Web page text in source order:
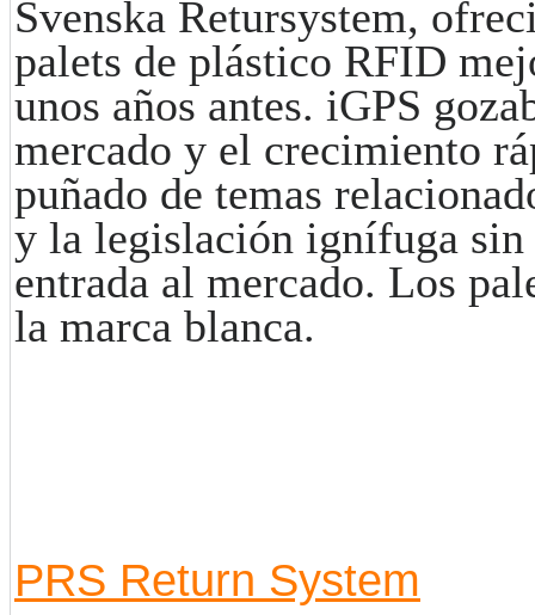
Svenska Retursystem,
palets de plástico RFID
unos años antes. iGPS
mercado y el crecimiento
puñado de temas
y la legislación ignífuga
entrada al mercado. Los
la marca blanca.
PRS Return System